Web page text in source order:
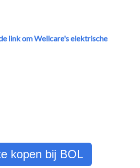
link om Wellcare's elektrische
kopen bij BOL